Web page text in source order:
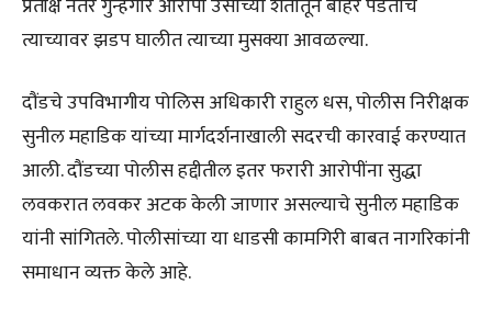
प्रतीक्षे नंतर गुन्हेगार आरोपी उसाच्या शेतातून बाहेर पडताच
त्याच्यावर झडप घालीत त्याच्या मुसक्या आवळल्या.
दौंडचे उपविभागीय पोलिस अधिकारी राहुल धस, पोलीस निरीक्षक
सुनील महाडिक यांच्या मार्गदर्शनाखाली सदरची कारवाई करण्यात
आली. दौंडच्या पोलीस हद्दीतील इतर फरारी आरोपींना सुद्धा
लवकरात लवकर अटक केली जाणार असल्याचे सुनील महाडिक
यांनी सांगितले. पोलीसांच्या या धाडसी कामगिरी बाबत नागरिकांनी
समाधान व्यक्त केले आहे.